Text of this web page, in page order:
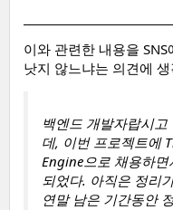
이와 관련한 내용을
낫지 않느냐는 의견에
백엔드 개발자랍시
데, 이번 프로젝트에
Engine으로 채용하
되었다. 아직은 정리
연말 남은 기간동안